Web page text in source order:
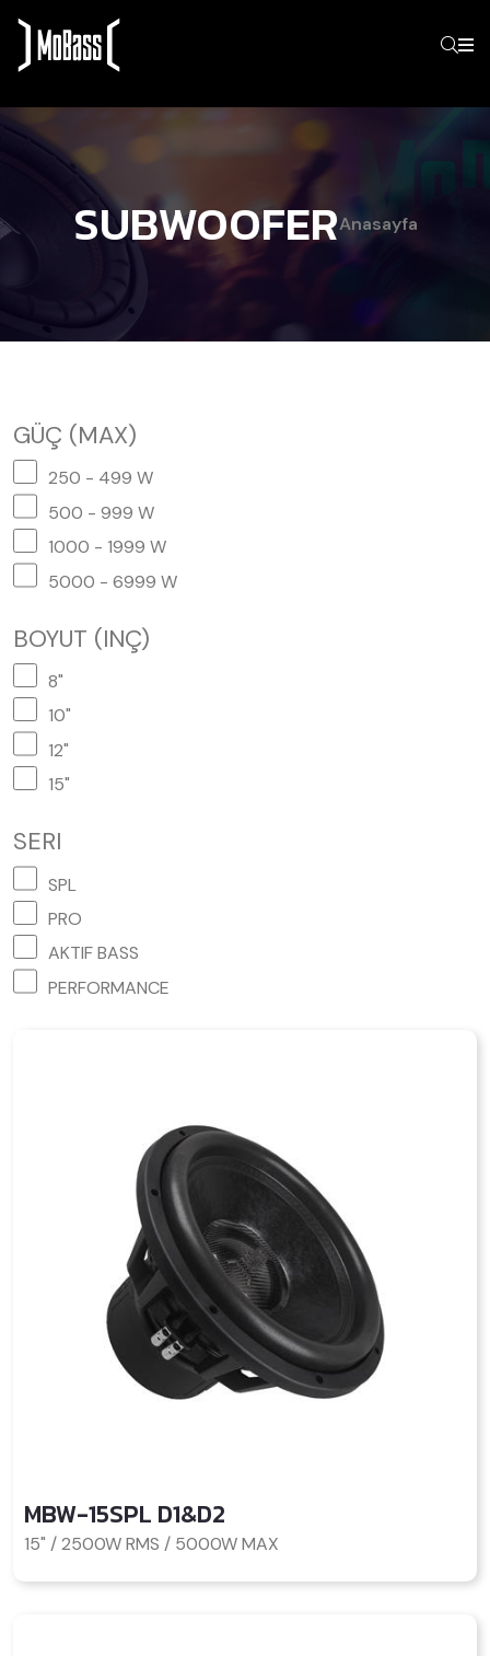
SUBWOOFERAnasayfa
GÜÇ (MAX)
250 - 499 W
500 - 999 W
1000 - 1999 W
5000 - 6999 W
BOYUT (INÇ)
8"
10"
12"
15"
SERI
SPL
PRO
AKTIF BASS
PERFORMANCE
MBW-15SPL D1&D2
15" / 2500W RMS / 5000W MAX